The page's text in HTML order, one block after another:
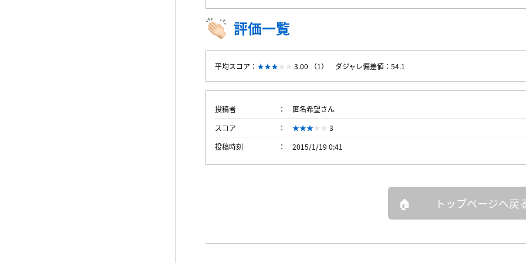
評価一覧
平均スコア： 3.00 （1） ダジャレ偏差値：54.1
投稿者
匿名希望さん
スコア
3
投稿時刻
2015/1/19 0:41
トップページへ戻